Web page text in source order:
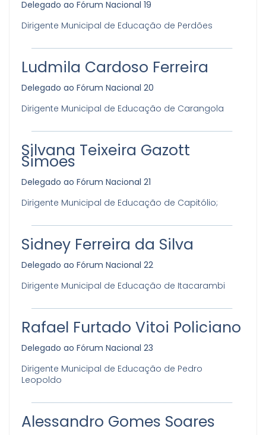
Delegado ao Fórum Nacional 19
Dirigente Municipal de Educação de Perdões
Ludmila Cardoso Ferreira
Delegado ao Fórum Nacional 20
Dirigente Municipal de Educação de Carangola
Silvana Teixeira Gazott
Simoes
Delegado ao Fórum Nacional 21
Dirigente Municipal de Educação de Capitólio;
Sidney Ferreira da Silva
Delegado ao Fórum Nacional 22
Dirigente Municipal de Educação de Itacarambi
Rafael Furtado Vitoi Policiano
Delegado ao Fórum Nacional 23
Dirigente Municipal de Educação de Pedro
Leopoldo
Alessandro Gomes Soares